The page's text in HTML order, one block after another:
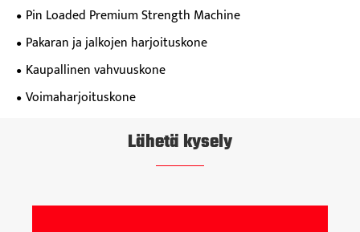
Pin Loaded Premium Strength Machine
Pakaran ja jalkojen harjoituskone
Kaupallinen vahvuuskone
Voimaharjoituskone
Lähetä kysely